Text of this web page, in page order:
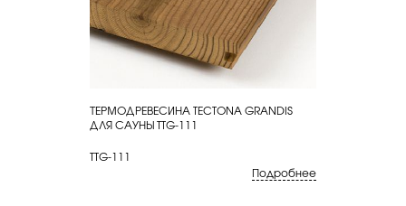
КУПИТЬ
ТЕРМОДРЕВЕСИНА TECTONA GRANDIS
ДЛЯ САУНЫ TTG-111
TTG-111
Подробнее